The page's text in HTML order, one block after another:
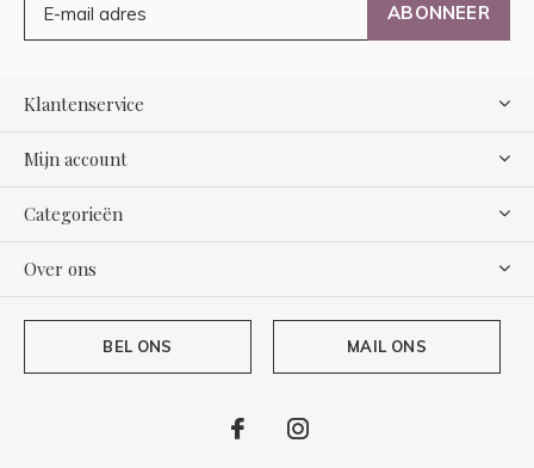
ABONNEER
Klantenservice
Mijn account
Categorieën
Over ons
BEL ONS MAIL ONS